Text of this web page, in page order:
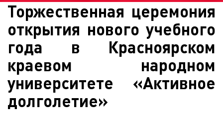
Торжественная церемония
открытия нового учебного
года в Красноярском
краевом народном
университете «Активное
долголетие»